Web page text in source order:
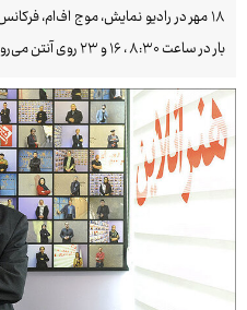
بار در ساعت ۸:۳۰ ، ۱۶ و ۲۳ روی آنتن می‌رود.